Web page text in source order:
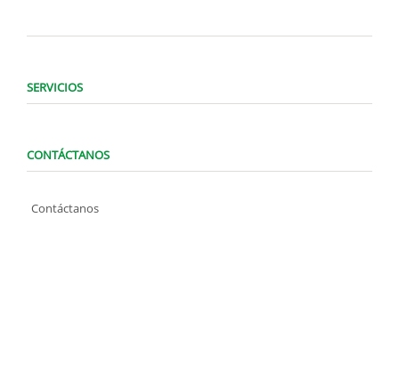
SERVICIOS
CONTÁCTANOS
Contáctanos